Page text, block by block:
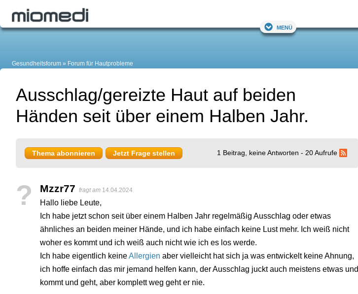
Menü
Gesundheitsforum Forum für Hautprobleme
Ausschlag/gereizte Haut auf beiden
Händen seit über einem Halben Jahr.
Thema abonnieren Jetzt Frage stellen 1 Beitrag, keine Antworten - 20 Aufrufe
? Mzzr77 fragt am 14.04.2024
Hallo liebe Leute,
Ich habe jetzt schon seit über einem Halben Jahr regelmäßig Ausschlag oder etwas
ähnliches an beiden meiner Hände, und ich habe einfach keine Lust mehr. Ich weiß nicht
woher es kommt und ich weiß auch nicht wie ich es los werde.
Ich habe eigentlich keineAllergien aber vielleicht hat sich ja was entwickelt keine Ahnung,
ich hoffe einfach das mir jemand helfen kann, der Ausschlag juckt auch meistens etwas und
kommt und geht, aber komplett weg geht er nie.